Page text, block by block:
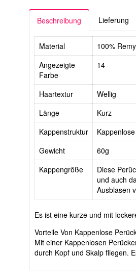
Beschreibung Lieferung
Material
100%
Angezeigte
Farbe
14
Haartextur
Wellig
Länge
Kurz
Kappenstruktur
Kappenlose
Gewicht
60g
Kappengröße
Diese
und auch
Ausblasen
Es ist eine kurze und mit
Vorteile Von Kappenlose
Mit einer Kappenlosen
durch Kopf und Skalp fliegen.